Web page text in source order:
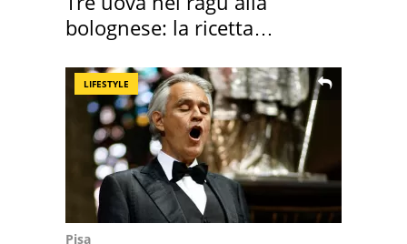
bolognese: la ricetta
LIFESTYLE
Pisa